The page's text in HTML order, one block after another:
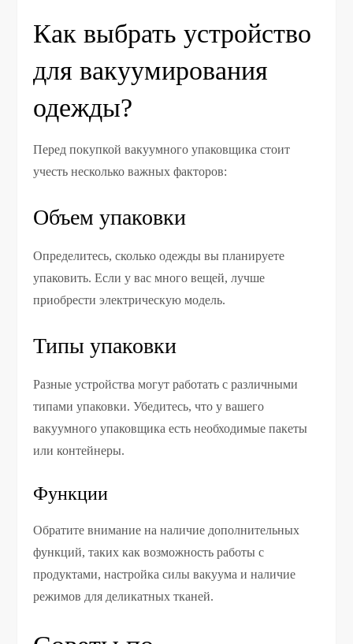
Как выбрать устройство
для вакуумирования
одежды?
Перед покупкой вакуумного упаковщика стоит
учесть несколько важных факторов:
Объем упаковки
Определитесь, сколько одежды вы планируете
упаковить. Если у вас много вещей, лучше
приобрести электрическую модель.
Типы упаковки
Разные устройства могут работать с различными
типами упаковки. Убедитесь, что у вашего
вакуумного упаковщика есть необходимые пакеты
или контейнеры.
Функции
Обратите внимание на наличие дополнительных
функций, таких как возможность работы с
продуктами, настройка силы вакуума и наличие
режимов для деликатных тканей.